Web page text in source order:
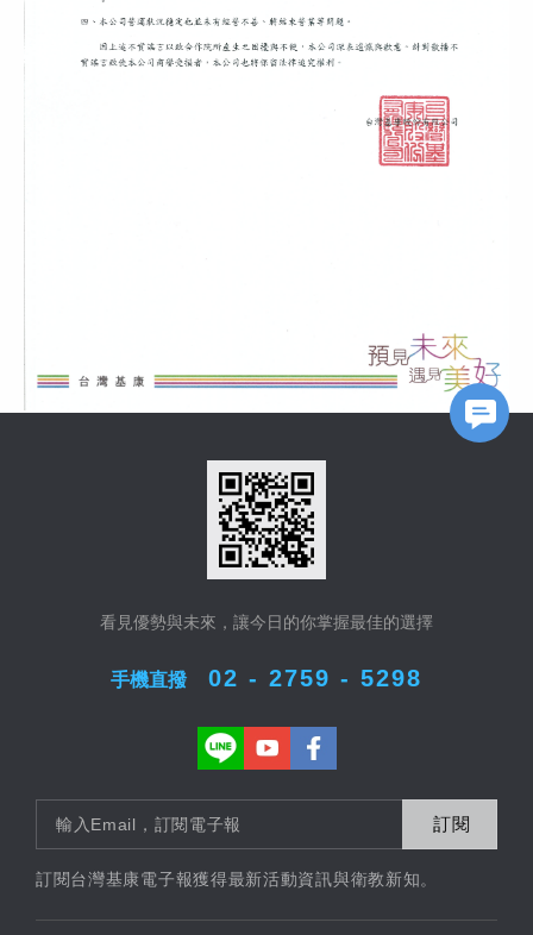
FB Messageer
看見優勢與未來，讓今日的你掌握最佳的選擇
手機直撥 02 - 2759 - 5298
訂閱
訂閱台灣基康電子報獲得最新活動資訊與衛教新知。